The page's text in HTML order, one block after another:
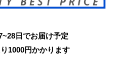
日でお届け予定
1000円かかります